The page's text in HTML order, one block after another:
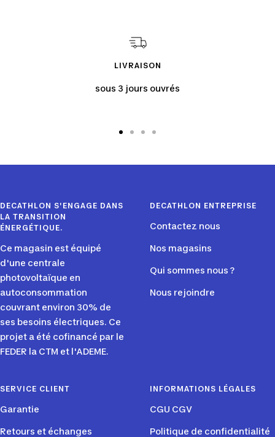
LIVRAISON
sous 3 jours ouvrés
slideslideslideslide
DECATHLON S'ENGAGE DANS
LA TRANSITION
ÉNERGÉTIQUE.
Ce magasin est équipé
d'une centrale
photovoltaïque en
autoconsommation
couvrant environ 30% de
ses besoins électriques. Ce
projet a été cofinancé par le
FEDER la CTM et l'ADEME.
DECATHLON ENTREPRISE
Contactez nous
Nos magasins
Qui sommes nous ?
Nous rejoindre
SERVICE CLIENT
Garantie
Retours et échanges
INFORMATIONS LÉGALES
CGU CGV
Politique de confidentialité